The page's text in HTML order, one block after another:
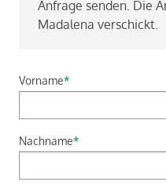
An­fra­ge sen­den. Die
Ma­da­le­na ver­schickt.
Vorname*
Nachname*